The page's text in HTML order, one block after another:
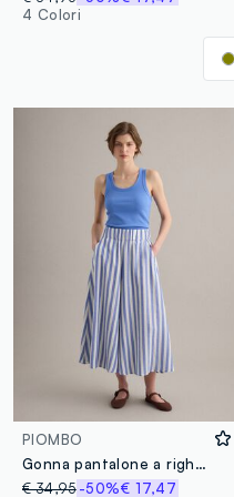
4 Colori
PIOMBO
Gonna pantalone a righe multicolor in misto viscosa e lino
€ 34,95-50%€ 17,47